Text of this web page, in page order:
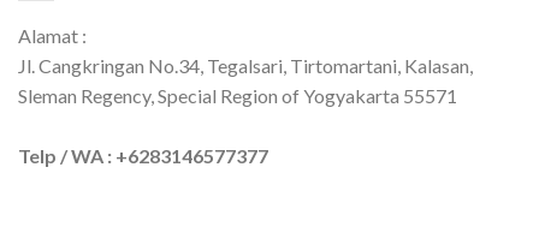
Alamat :
Jl. Cangkringan No.34, Tegalsari, Tirtomartani, Kalasan,
Sleman Regency, Special Region of Yogyakarta 55571
Telp / WA : +6283146577377